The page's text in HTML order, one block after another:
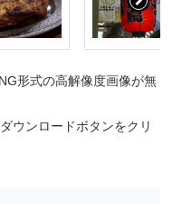
形式の高解像度画像が無
ウンロードボタンをクリ